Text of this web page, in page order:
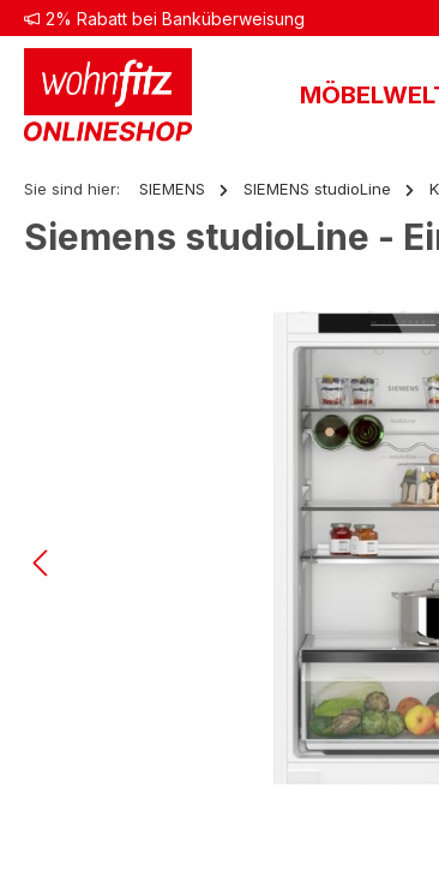
Hauptinhalt springen
Zur Suche springen
Zur Hauptnavigation springen
2% Rabatt bei Banküberweisung
Sie sind hier: SIEMENS SIEMENS studioLine
Siemens studioLine -